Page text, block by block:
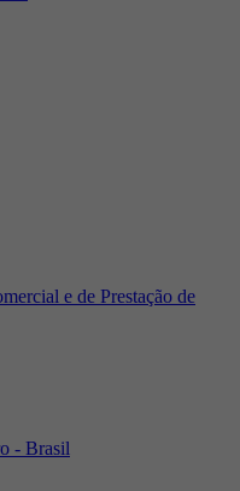
e de Prestação de
- Brasil